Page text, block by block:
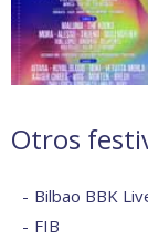
Otros
Bilbao BBK
FIB